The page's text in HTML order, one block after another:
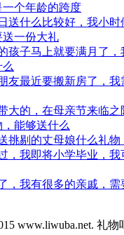
个年龄的跨度
送什么比较好，我小
送一份大礼
孩子马上就要满月了，
友最近要搬新房了，
大的，在母亲节来临
能够送什么
挑剔的丈母娘什么礼
，我即将小学毕业，
，我有很多的亲戚，
www.liwuba.net. 礼